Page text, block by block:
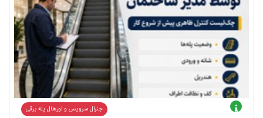
جنرال سرویس و اورهال پله برقی